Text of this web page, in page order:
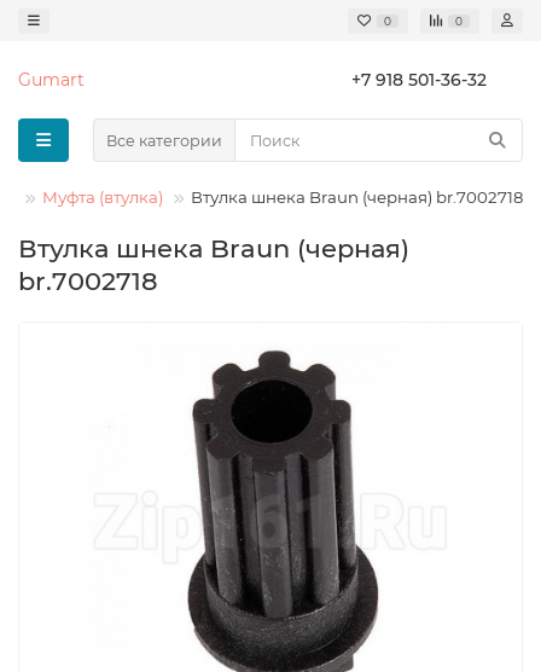
0 0
Gumart +7 918 501-36-32
Все категории
Муфта (втулка) Втулка шнека Braun (черная) br.7002718
Втулка шнека Braun (черная)
br.7002718